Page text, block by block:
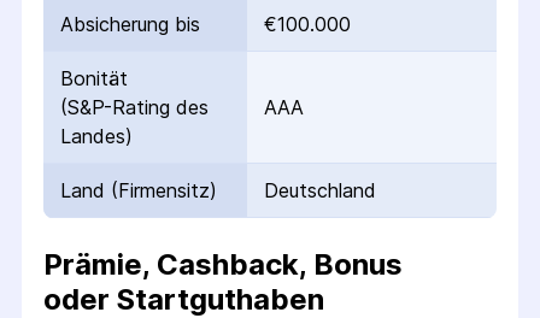
Absicherung bis €100.000
Bonität
(S&P-Rating des
Landes)
AAA
Land (Firmensitz) Deutschland
Prämie, Cashback, Bonus
oder Startguthaben